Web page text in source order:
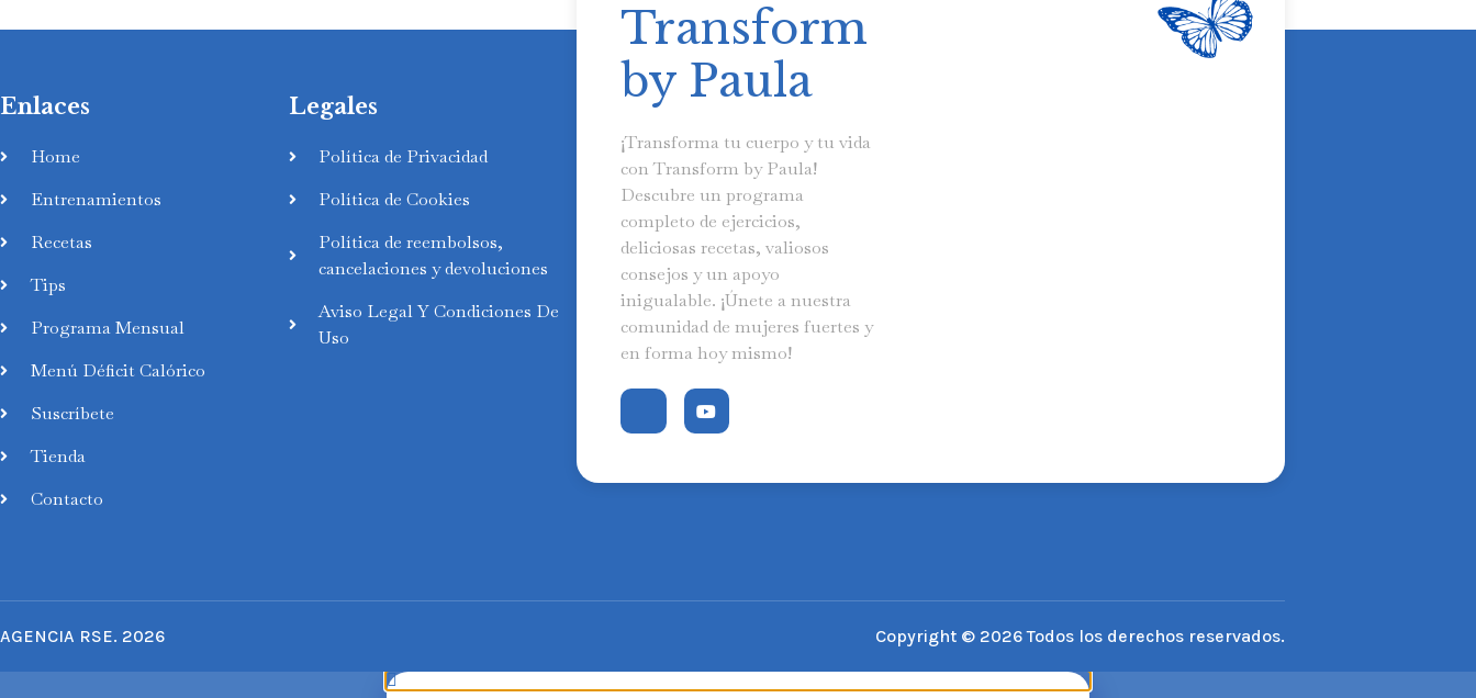
Enlaces
Home
Entrenamientos
Recetas
Tips
Programa Mensual
Menú Déficit Calórico
Suscríbete
Tienda
Contacto
Legales
Política de Privacidad
Política de Cookies
Política de reembolsos,
cancelaciones y devoluciones
Aviso Legal Y Condiciones De
Uso
Transform
by Paula
¡Transforma tu cuerpo y tu vida
con Transform by Paula!
Descubre un programa
completo de ejercicios,
deliciosas recetas, valiosos
consejos y un apoyo
inigualable. ¡Únete a nuestra
comunidad de mujeres fuertes y
en forma hoy mismo!
AGENCIA RSE. 2026 Copyright © 2026 Todos los derechos reservados.